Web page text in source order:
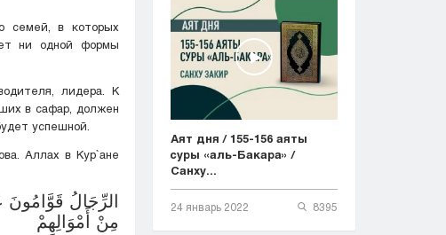
семей, в которых
ни одной формы
лидера. К
в сафар, должен
успешной.
Аллах в Кyр`ане
الرِّجَالُ
مِنْ أَمْوَالِهِمْ
Аят дня / 155-156 аяты
суры «аль-Бакара» /
Санху...
24 январь 2022 8395